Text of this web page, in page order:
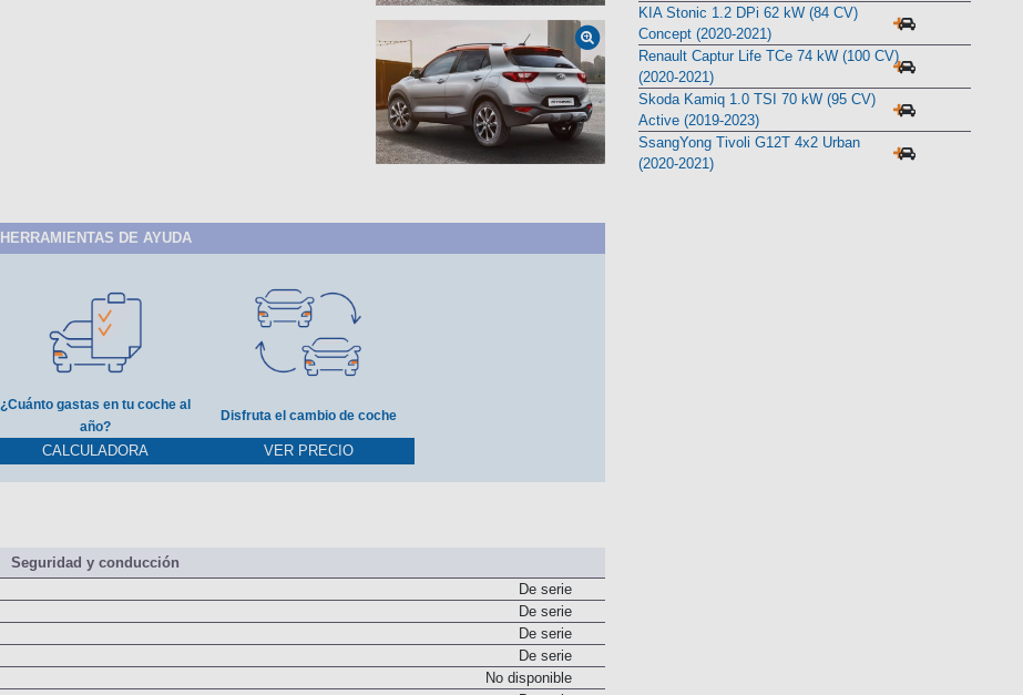
HERRAMIENTAS DE AYUDA
¿Cuánto gastas en tu coche al
año?
CALCULADORA
Disfruta el cambio de coche
VER PRECIO
Seguridad y conducción
De serie
De serie
De serie
De serie
No disponible
KIA Stonic 1.2 DPi 62 kW (84 CV)
Concept (2020-2021)
Renault Captur Life TCe 74 kW (100 CV)
(2020-2021)
Skoda Kamiq 1.0 TSI 70 kW (95 CV)
Active (2019-2023)
SsangYong Tivoli G12T 4x2 Urban
(2020-2021)